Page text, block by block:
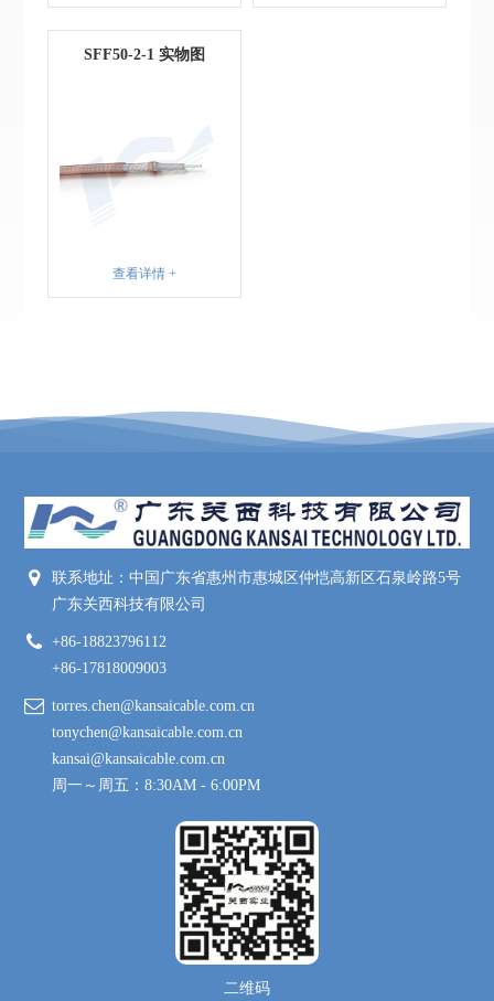
SFF50-2-1 实物图
查看详情 +
联系地址：中国广东省惠州市惠城区仲恺高新区石泉岭路5号
广东关西科技有限公司
+86-18823796112
+86-17818009003
torres.chen@kansaicable.com.cn
tonychen@kansaicable.com.cn
kansai@kansaicable.com.cn
周一～周五：8:30AM - 6:00PM
二维码